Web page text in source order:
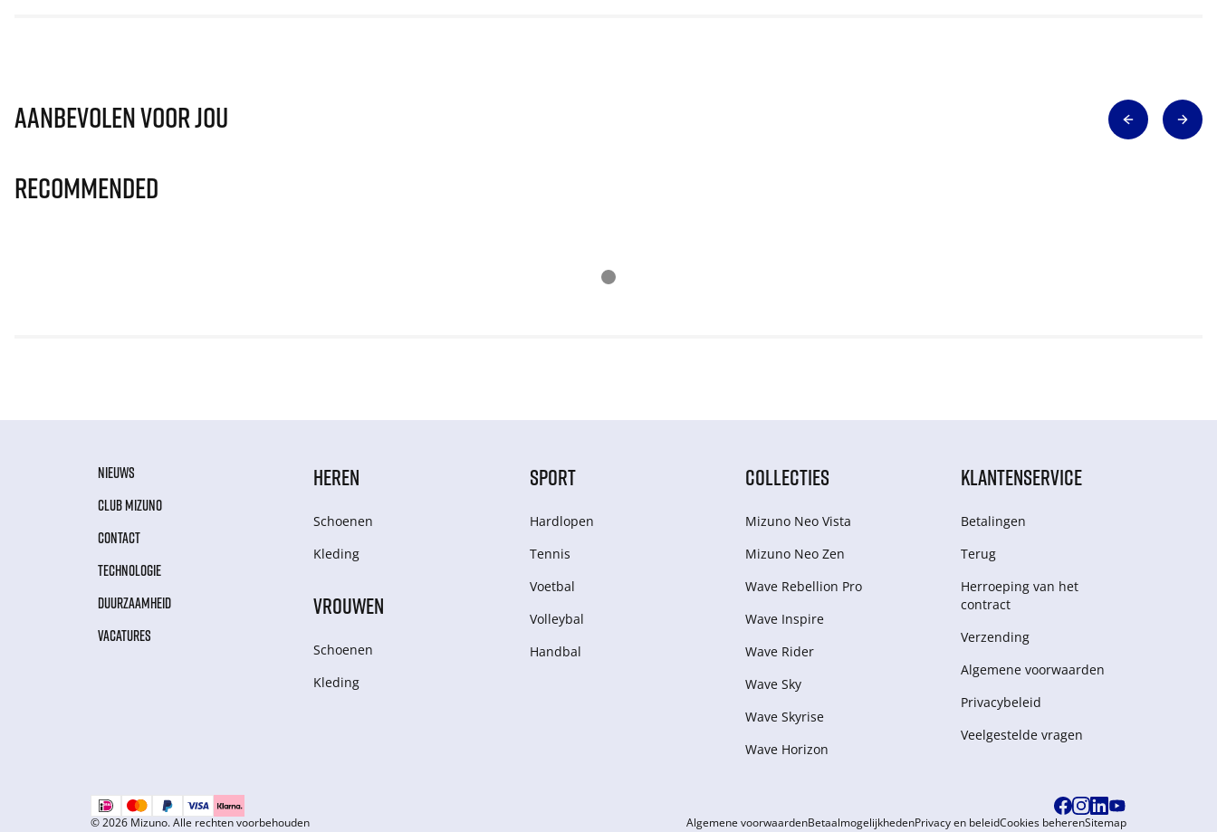
Aanbevolen voor jou
Recommended
NIEUWS
CLUB MIZUNO
CONTACT
TECHNOLOGIE
DUURZAAMHEID
VACATURES
HEREN
Schoenen
Kleding
VROUWEN
Schoenen
Kleding
SPORT
Hardlopen
Tennis
Voetbal
Volleybal
Handbal
COLLECTIES
Mizuno Neo Vista
Mizuno Neo Zen
Wave Rebellion Pro
Wave Inspire
Wave Rider
Wave Sky
Wave Skyrise
Wave Horizon
KLANTENSERVICE
Betalingen
Terug
Herroeping van het
contract
Verzending
Algemene voorwaarden
Privacybeleid
Veelgestelde vragen
© 2026 Mizuno. Alle rechten voorbehouden Algemene voorwaardenBetaalmogelijkhedenPrivacy en beleidCookies beherenSitemap